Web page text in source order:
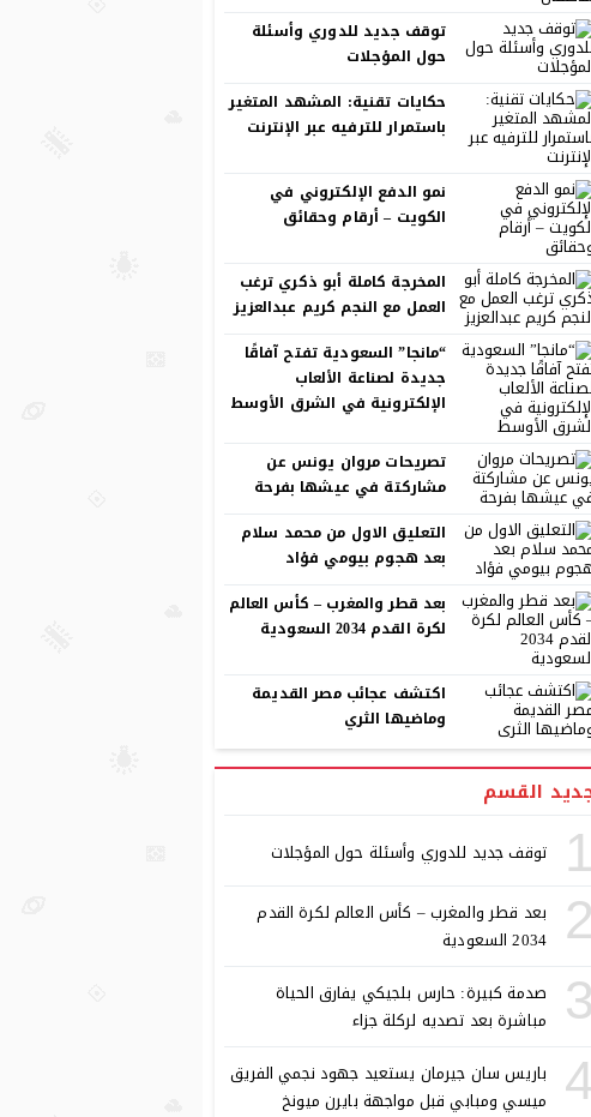
توقف جديد للدوري وأسئلة
حول المؤجلات
حكايات تقنية: المشهد المتغير
باستمرار للترفيه عبر الإنترنت
نمو الدفع الإلكتروني في
الكويت – أرقام وحقائق
المخرجة كاملة أبو ذكري ترغب
العمل مع النجم كريم عبدالعزيز
“مانجا” السعودية تفتح آفاقًا
جديدة لصناعة الألعاب
الإلكترونية في الشرق الأوسط
تصريحات مروان يونس عن
مشاركتة في عيشها بفرحة
التعليق الاول من محمد سلام
بعد هجوم بيومي فؤاد
بعد قطر والمغرب – كأس العالم
لكرة القدم 2034 السعودية
اكتشف عجائب مصر القديمة
وماضيها الثري
القسم
1 توقف جديد للدوري وأسئلة حول المؤجلات
2
بعد قطر والمغرب – كأس العالم لكرة القدم
2034 السعودية
3
صدمة كبيرة: حارس بلجيكي يفارق الحياة
مباشرة بعد تصديه لركلة جزاء
باريس سان جيرمان يستعيد جهود نجمي الفريق
ميسي ومبابي قبل مواجهة بايرن ميونخ